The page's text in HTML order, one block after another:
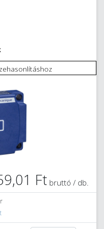
Ft bruttó / db.